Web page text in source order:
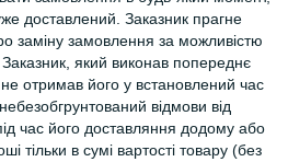
доставлений. Заказник прагне
заміну замовлення за можливістю
який виконав попереднє
отримав його у встановлений час
відмови від
час його доставляння додому або
тільки в сумі вартості товару (без